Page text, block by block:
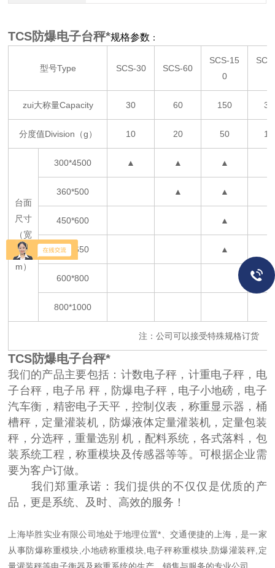
TCS防爆电子台秤*规格参数 ：
型号Type SCS-30 SCS-60
SCS-15
0
zui大称量Capacity 30 60 150
分度值Division（g） 10 20 50
台面
尺寸
（宽
*长
m）
300*4500 ▲ ▲ ▲
360*500 ▲ ▲
450*600 ▲
500*650 ▲
600*800 ▲
800*1000
注：公司可以接受特殊规格订货
TCS防爆电子台秤*
我们的产品主要包括：计数电子秤，计重电子秤，电
子台秤，电子吊 秤，防爆电子秤，电子小地磅，电子
汽车衡，精密电子天平，控制仪表，称重显示器，桶
槽秤，定量灌装机，防爆液体定量灌装机，定量包装
秤，分选秤，重量选别 机，配料系统，各式落料，包
装系统工程，称重模块及传感器等等。可根据企业需
要为客户订做。
我们郑重承诺：我们提供的不仅仅是优质的产
品，更是系统、及时、高效的服务！
上海毕胜实业有限公司地处于地理位置*、交通便捷的上海，是一家
从事防爆称重模块,小地磅称重模块,电子秤称重模块,防爆灌装秤,定